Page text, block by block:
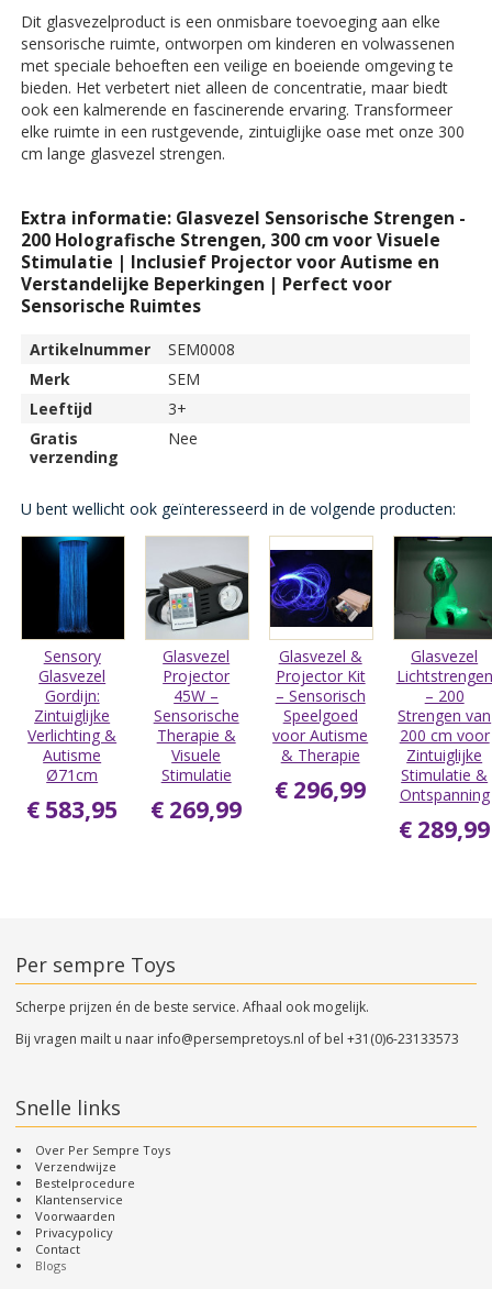
Dit glasvezelproduct is een onmisbare toevoeging aan elke
sensorische ruimte, ontworpen om kinderen en volwassenen
met speciale behoeften een veilige en boeiende omgeving te
bieden. Het verbetert niet alleen de concentratie, maar biedt
ook een kalmerende en fascinerende ervaring. Transformeer
elke ruimte in een rustgevende, zintuiglijke oase met onze 300
cm lange glasvezel strengen.
Extra informatie: Glasvezel Sensorische Strengen -
200 Holografische Strengen, 300 cm voor Visuele
Stimulatie | Inclusief Projector voor Autisme en
Verstandelijke Beperkingen | Perfect voor
Sensorische Ruimtes
Artikelnummer
SEM0008
Merk
SEM
Leeftijd
3+
Gratis
verzending
Nee
U bent wellicht ook geïnteresseerd in de volgende producten:
Sensory
Glasvezel
Gordijn:
Zintuiglijke
Verlichting &
Autisme
Ø71cm
€ 583,95
Glasvezel
Projector
45W –
Sensorische
Therapie &
Visuele
Stimulatie
€ 269,99
Glasvezel &
Projector Kit
– Sensorisch
Speelgoed
voor Autisme
& Therapie
€ 296,99
Glasvezel
Lichtstrengen
– 200
Strengen van
200 cm voor
Zintuiglijke
Stimulatie &
Ontspanning
€ 289,99
Per sempre Toys
Scherpe prijzen én de beste service. Afhaal ook mogelijk.
Bij vragen mailt u naar info@persempretoys.nl of bel+31(0)6-23133573
Snelle links
Over Per Sempre Toys
Verzendwijze
Bestelprocedure
Klantenservice
Voorwaarden
Privacypolicy
Contact
Blogs